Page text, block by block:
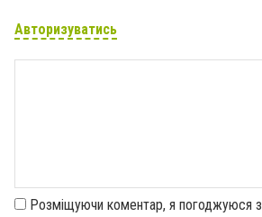
Авторизуватись
Розміщуючи коментар, я погоджуюся з